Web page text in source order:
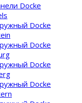
Docke
Docke
Docke
Docke
Docke